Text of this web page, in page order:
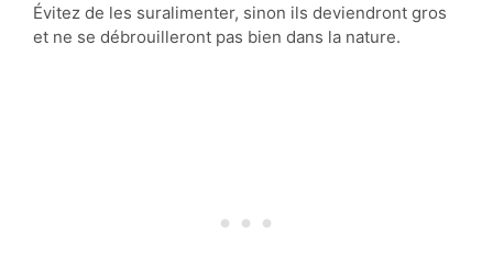
Évitez de les suralimenter, sinon ils deviendront gros
et ne se débrouilleront pas bien dans la nature.